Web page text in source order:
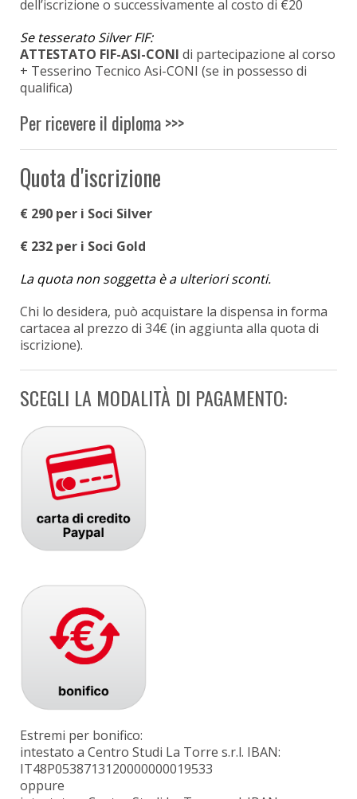
dell’iscrizione o successivamente al costo di €20
Se tesserato Silver FIF:
ATTESTATO FIF-ASI-CONI di partecipazione al corso
+ Tesserino Tecnico Asi-CONI (se in possesso di
qualifica)
Per ricevere il diploma >>>
Quota d'iscrizione
€ 290 per i Soci Silver
€ 232 per i Soci Gold
La quota non soggetta è a ulteriori sconti.
Chi lo desidera, può acquistare la dispensa in forma
cartacea al prezzo di 34€ (in aggiunta alla quota di
iscrizione).
SCEGLI LA MODALITÀ DI PAGAMENTO:
Estremi per bonifico:
intestato a Centro Studi La Torre s.r.l. IBAN:
IT48P0538713120000000019533
oppure